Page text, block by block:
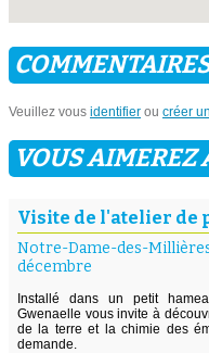
Veuillez vous identifier ou créer
VOUS AIMEREZ
Visite de l'atelier de
Notre-Dame-des-
décembre
Installé dans un petit
Gwenaelle vous invite à
de la terre et la chimie des
demande.